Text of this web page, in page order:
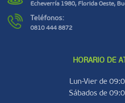
Echeverría 1980, Florida Oeste,
Teléfonos:
0810 444 8872
HORARIO DE
Lun-Vier de
Sábados de